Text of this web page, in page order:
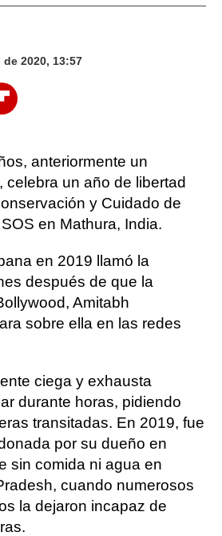
2020, 13:57
Flipboard
anteriormente un
celebra un año de libertad
y Cuidado de
en Mathura, India.
en 2019 llamó la
después de que la
Amitabh
sobre ella en las redes
ciega y exhausta
durante horas, pidiendo
transitadas. En 2019, fue
por su dueño en
sin comida ni agua en
cuando numerosos
la dejaron incapaz de